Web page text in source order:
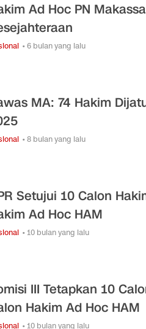
Ad Hoc PN
• 6 bulan yang lalu
MA: 74 Hakim
• 8 bulan yang lalu
Setujui 10 Calon
Ad Hoc HAM
• 10 bulan yang lalu
III Tetapkan 10
Hakim Ad Hoc HAM
• 10 bulan yang lalu